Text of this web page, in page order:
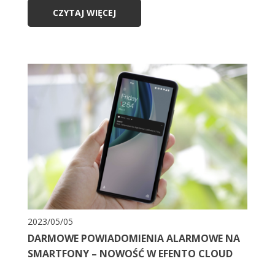
CZYTAJ WIĘCEJ
2023/05/05
DARMOWE POWIADOMIENIA ALARMOWE NA
SMARTFONY – NOWOŚĆ W EFENTO CLOUD